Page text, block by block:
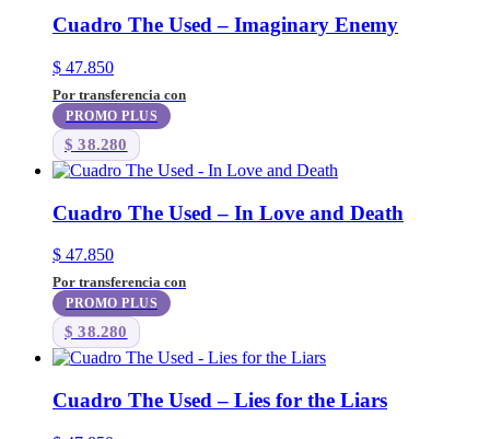
Cuadro The Used – Imaginary Enemy
$ 47.850
Por transferencia con
PROMO PLUS
$ 38.280
Cuadro The Used – In Love and Death
$ 47.850
Por transferencia con
PROMO PLUS
$ 38.280
Cuadro The Used – Lies for the Liars